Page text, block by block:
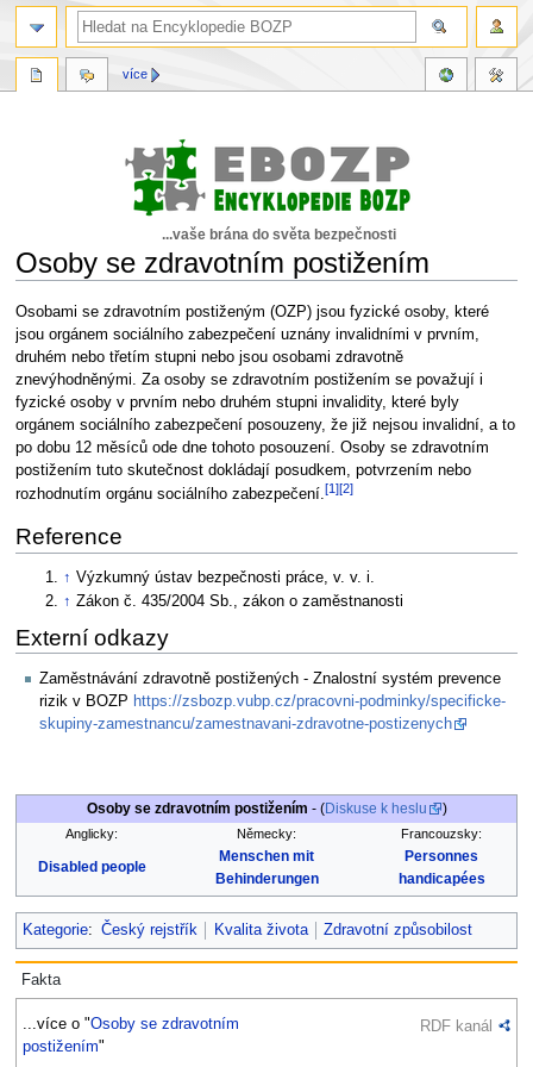
...vaše brána do světa bezpečnosti
Osoby se zdravotním postižením
Skočit
na
navigaci
Skočit
na
vyhledávání
Osobami se zdravotním postiženým (OZP) jsou fyzické osoby, které
jsou orgánem sociálního zabezpečení uznány invalidními v prvním,
druhém nebo třetím stupni nebo jsou osobami zdravotně
znevýhodněnými. Za osoby se zdravotním postižením se považují i
fyzické osoby v prvním nebo druhém stupni invalidity, které byly
orgánem sociálního zabezpečení posouzeny, že již nejsou invalidní, a to
po dobu 12 měsíců ode dne tohoto posouzení. Osoby se zdravotním
postižením tuto skutečnost dokládají posudkem, potvrzením nebo
rozhodnutím orgánu sociálního zabezpečení.[1][2]
Reference
↑ Výzkumný ústav bezpečnosti práce, v. v. i.
↑ Zákon č. 435/2004 Sb., zákon o zaměstnanosti
Externí odkazy
Zaměstnávání zdravotně postižených - Znalostní systém prevence
rizik v BOZP https://zsbozp.vubp.cz/pracovni-podminky/specificke-
skupiny-zamestnancu/zamestnavani-zdravotne-postizenych
Osoby se zdravotním postižením - (Diskuse k heslu )
Anglicky: Německy: Francouzsky:
Disabled people
Menschen mit
Behinderungen
Personnes
handicapées
Kategorie: Český rejstřík Kvalita života Zdravotní způsobilost
Fakta
...více o "Osoby se zdravotním
postižením"
RDF kanál
více